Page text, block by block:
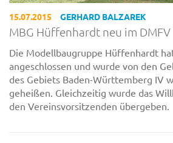
15.07.2015 GERHARD BALZAREK
MBG Hüffenhardt neu im DMFV
Die Modellbaugruppe Hüffenhardt
angeschlossen und wurde von den
des Gebiets Baden-Württemberg IV
geheißen. Gleichzeitig wurde das
den Vereinsvorsitzenden übergeben.